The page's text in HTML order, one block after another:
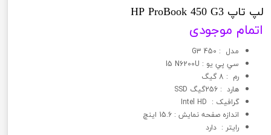
لپ تاپ HP ProBook 450 G3
اتمام موجودی
مدل : 450 G3
سي پي يو : I5 N6200U
رم : 8 گیگ
هارد : 256گیگ SSD
گرافيک : Intel HD
اندازه صفحه نمایش : 15.6 اینچ
رایتر : دارد